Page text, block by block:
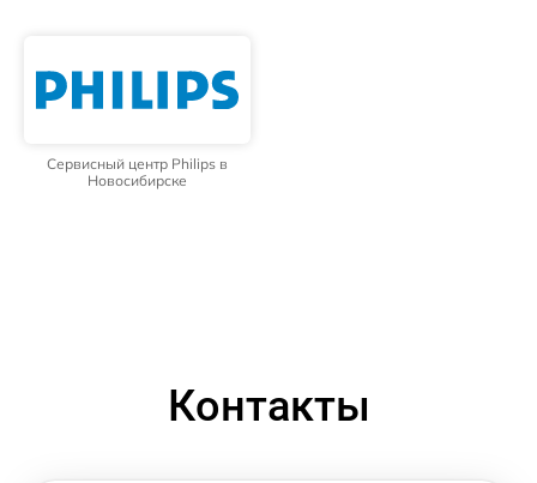
Сервисный центр Philips в
Новосибирске
Контакты